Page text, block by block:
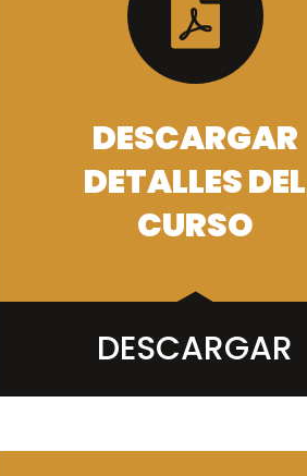
DESCARGAR
DETALLES DEL
CURSO
DESCARGAR